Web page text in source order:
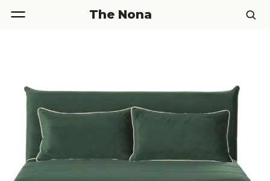
The Nona